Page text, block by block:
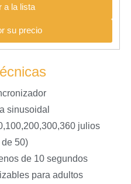
a la lista
su precio
sinusoidal
julios
50)
de 10 segundos
para adultos